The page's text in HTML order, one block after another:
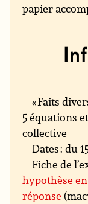
papier
« Faits
5 équations
collective
Dates : du
Fiche de
hypothèse
réponse